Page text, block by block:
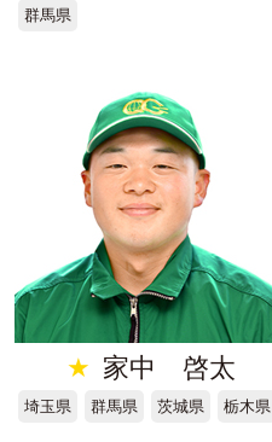
群馬県
★ 家中 啓太
埼玉県 群馬県 茨城県 栃木県